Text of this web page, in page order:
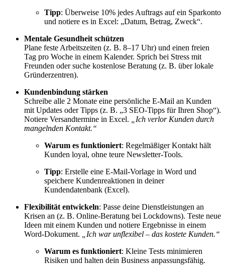
Tipp: Überweise 10% jedes Auftrags auf ein Sparkonto
und notiere es in Excel: „Datum, Betrag, Zweck“.
Mentale Gesundheit schützen
Plane feste Arbeitszeiten (z. B. 8–17 Uhr) und einen freien
Tag pro Woche in einem Kalender. Sprich bei Stress mit
Freunden oder suche kostenlose Beratung (z. B. über lokale
Gründerzentren).
Kundenbindung stärken
Schreibe alle 2 Monate eine persönliche E-Mail an Kunden
mit Updates oder Tipps (z. B. „3 SEO-Tipps für Ihren Shop“).
Notiere Versandtermine in Excel.
„Ich verlor Kunden durch
mangelnden Kontakt.“
Warum es funktioniert: Regelmäßiger Kontakt hält
Kunden loyal, ohne teure Newsletter-Tools.
Tipp: Erstelle eine E-Mail-Vorlage in Word und
speichere Kundenreaktionen in deiner
Kundendatenbank (Excel).
Flexibilität entwickeln: Passe deine Dienstleistungen an
Krisen an (z. B. Online-Beratung bei Lockdowns). Teste neue
Ideen mit einem Kunden und notiere Ergebnisse in einem
Word-Dokument.
„Ich war unflexibel – das kostete Kunden.“
Warum es funktioniert: Kleine Tests minimieren
Risiken und halten dein Business anpassungsfähig.